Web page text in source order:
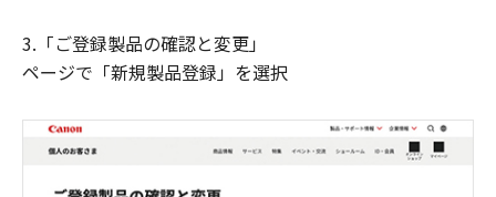
3.「ご登録製品の確認と変更」
ページで「新規製品登録」を選択